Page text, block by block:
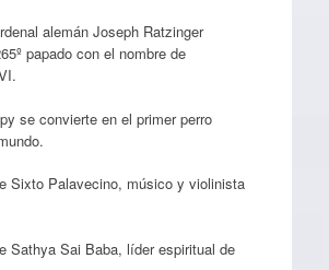
alemán Joseph Ratzinger
papado con el nombre de
se convierte en el primer perro
Sixto Palavecino, músico y violinista
Sathya Sai Baba, líder espiritual de